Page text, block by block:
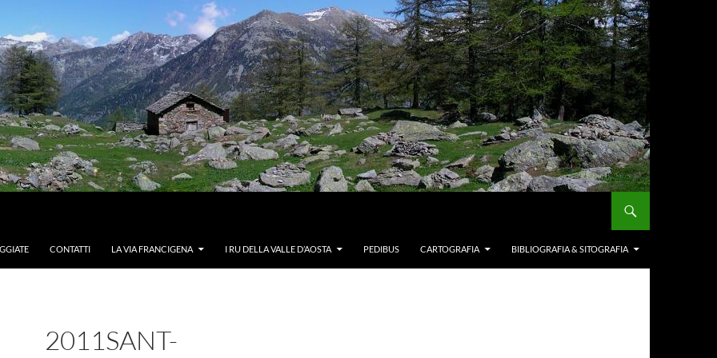
CONTATTI LA VIA FRANCIGENA I RU DELLA VALLE D’AOSTA PEDIBUS CARTOGRAFIA BIBLIOGRAFIA & SITOGRAFIA
2011SANT-